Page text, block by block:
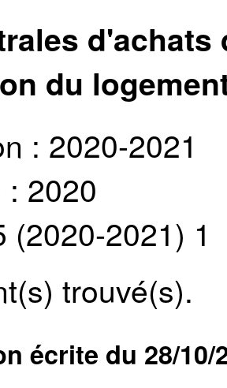
du
: 2020-2021
2020
(2020-2021) 1
trouvé(s).
écrite du 28/10/